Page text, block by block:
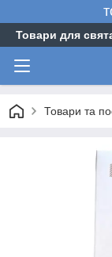
Товари для
Товари та